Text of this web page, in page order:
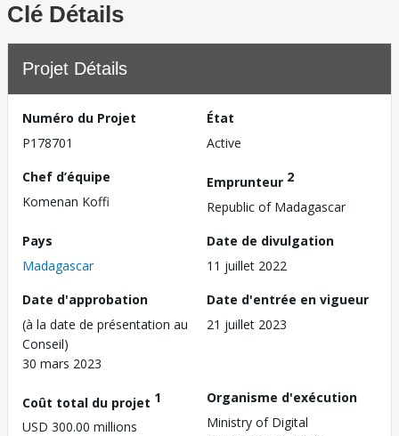
Clé Détails
Projet Détails
Numéro du Projet
P178701
État
Active
Chef d’équipe
Komenan Koffi
Emprunteur 2
Republic of Madagascar
Pays
Madagascar
Date de divulgation
11 juillet 2022
Date d'approbation
(à la date de présentation au
Conseil)
30 mars 2023
Date d'entrée en vigueur
21 juillet 2023
Coût total du projet 1
USD 300.00 millions
Organisme d'exécution
Ministry of Digital